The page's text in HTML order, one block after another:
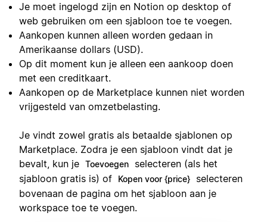
Je moet ingelogd zijn en Notion op desktop of
web gebruiken om een sjabloon toe te voegen.
Aankopen kunnen alleen worden gedaan in
Amerikaanse dollars (USD).
Op dit moment kun je alleen een aankoop doen
met een creditkaart.
Aankopen op de Marketplace kunnen niet worden
vrijgesteld van omzetbelasting.
Je vindt zowel gratis als betaalde sjablonen op
Marketplace. Zodra je een sjabloon vindt dat je
bevalt, kun je Toevoegen
selecteren (als het
sjabloon gratis is) of
Kopen voor {price}
selecteren
bovenaan de pagina om het sjabloon aan je
workspace toe te voegen.